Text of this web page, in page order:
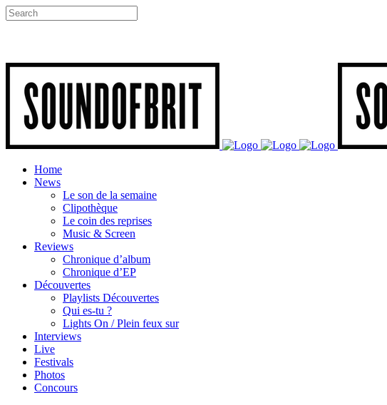
Home
News
Le son de la semaine
Clipothèque
Le coin des reprises
Music & Screen
Reviews
Chronique d’album
Chronique d’EP
Découvertes
Playlists Découvertes
Qui es-tu ?
Lights On / Plein feux sur
Interviews
Live
Festivals
Photos
Concours